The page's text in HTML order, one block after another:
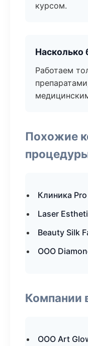
курсом.
Насколько
Работаем
Похожие
Клиника
Laser
Beauty Silk
ООО
Компании
ООО Art